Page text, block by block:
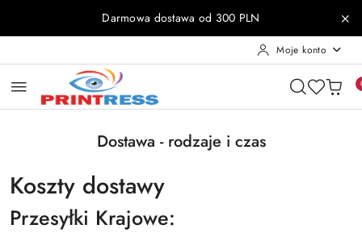
Przejdź do treści głównej
Przejdź do wyszukiwarki
Przejdź do moje konto
Przejdź do menu głównego
Przejdź do stopkiDarmowa dostawa od 300 PLN
Moje konto
Dostawa - rodzaje i czas
Koszty dostawy
Przesyłki Krajowe: